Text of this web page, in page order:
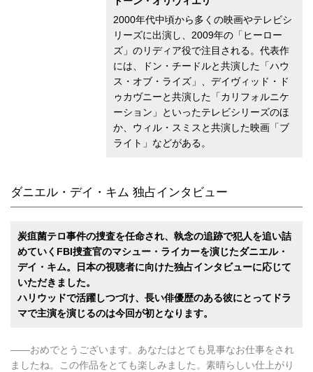
2000年代中頃から多くの映画やテレビシ
リーズに出演し、2009年の「ヒーロー
ズ」のリディア役で注目される。代表作
には、ドン・チードルと共演した「ハウ
ス・オブ・ライズ」、デイヴィッド・ド
ゥカヴニーと共演した「カリフォルニケ
ーション」といったテレビシリーズのほ
か、ウィル・スミスと共演した映画「ブ
ライト」などがある。
ダニエル・デイ・キム 独占インタビュー
炭疽菌テロ事件の捜査を任命され、執念の追跡で犯人を追い詰
めていくFBI捜査官のマシュー・ライカーを演じたダニエル・
デイ・キム。日本の視聴者に向けた独占インタビューに応じて
いただきました。
ハリウッドで活躍しつづけ、長い俳優歴のある彼にとってドラ
マで主演を演じるのは今回が初となります。
――おめでとうございます。あなたはとても見事なお仕事をされ
ましたね。この作品をとても楽しみました。素晴らしい仕上がり